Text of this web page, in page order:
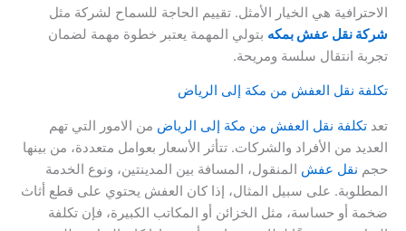
الاحترافية هي الخيار الأمثل. تقييم الحاجة للسماح لشركة مثل
شركة نقل عفش بمكه بتولي المهمة يعتبر خطوة مهمة لضمان
تجربة انتقال سلسة ومريحة.
تكلفة نقل العفش من مكة إلى الرياض
تعد تكلفة نقل العفش من مكة إلى الرياض من الامور التي تهم
العديد من الأفراد والشركات. تتأثر الأسعار بعوامل متعددة، من بينها
حجم نقل عفش المنقول، المسافة بين المدينتين، ونوع الخدمة
المطلوبة. على سبيل المثال، إذا كان العفش يحتوي على قطع أثاث
ضخمة أو حساسة، مثل الخزائن أو المكاتب الكبيرة، فإن تكلفة